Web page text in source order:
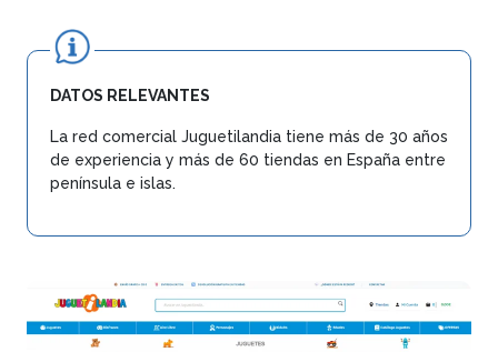
DATOS RELEVANTES
La red comercial Juguetilandia tiene más de 30 años
de experiencia y más de 60 tiendas en España entre
península e islas.